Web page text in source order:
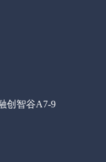
创智谷A7-9